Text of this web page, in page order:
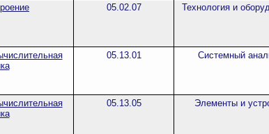
05.02.07
Технология и
05.13.01 Системный
05.13.05
Элементы и